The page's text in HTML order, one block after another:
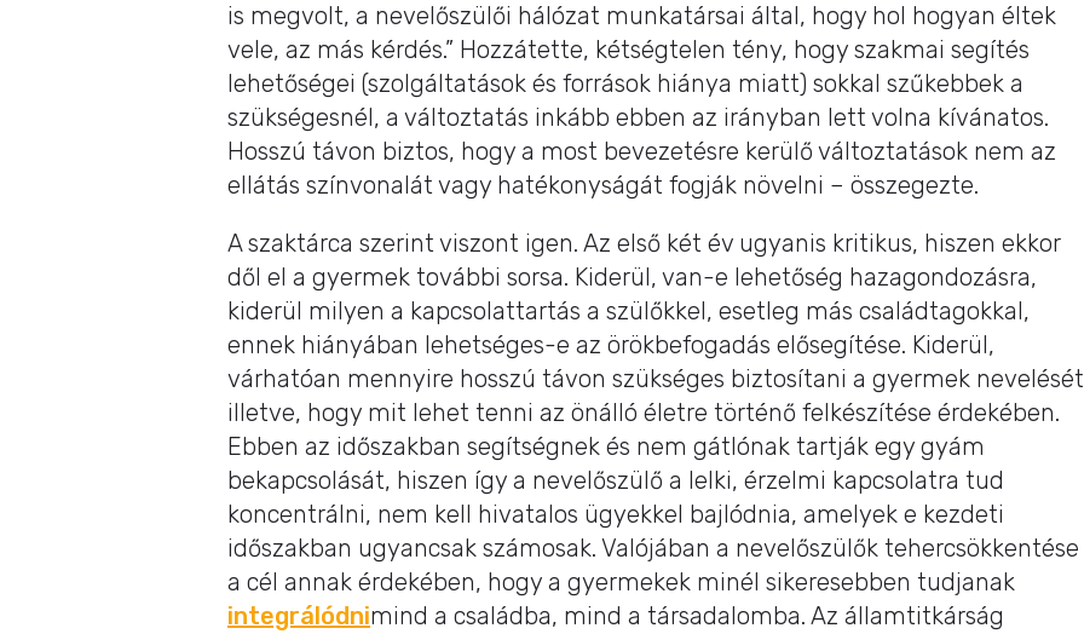
is megvolt, a nevelőszülői hálózat munkatársai által, hogy hol hogyan éltek
vele, az más kérdés.” Hozzátette, kétségtelen tény, hogy szakmai segítés
lehetőségei (szolgáltatások és források hiánya miatt) sokkal szűkebbek a
szükségesnél, a változtatás inkább ebben az irányban lett volna kívánatos.
Hosszú távon biztos, hogy a most bevezetésre kerülő változtatások nem az
ellátás színvonalát vagy hatékonyságát fogják növelni – összegezte.
A szaktárca szerint viszont igen. Az első két év ugyanis kritikus, hiszen ekkor
dől el a gyermek további sorsa. Kiderül, van-e lehetőség hazagondozásra,
kiderül milyen a kapcsolattartás a szülőkkel, esetleg más családtagokkal,
ennek hiányában lehetséges-e az örökbefogadás elősegítése. Kiderül,
várhatóan mennyire hosszú távon szükséges biztosítani a gyermek
illetve, hogy mit lehet tenni az önálló életre történő felkészítése érdekében.
Ebben az időszakban segítségnek és nem gátlónak tartják egy gyám
bekapcsolását, hiszen így a nevelőszülő a lelki, érzelmi kapcsolatra tud
koncentrálni, nem kell hivatalos ügyekkel bajlódnia, amelyek e kezdeti
időszakban ugyancsak számosak. Valójában a nevelőszülők tehercsökkentése
a cél annak érdekében, hogy a gyermekek minél sikeresebben tudjanak
integrálódnimind a családba, mind a társadalomba. Az államtitkárság